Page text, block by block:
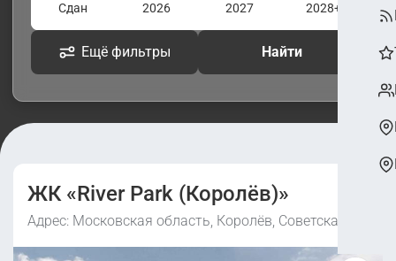
Сдан 2026 2027 2028+
Ещё фильтры Найти
ЖК «River Park (Королёв)»
Адрес: Московская область, Королёв, Советская ул.